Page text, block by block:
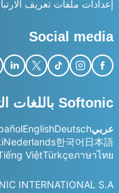
إعدادات ملفات تعريف
Social media
Softonic باللغات التالية:
عربيDeutsch
English
日本語
한국어
Nederlands
ภาษาไทย
Türkçe
Việt
INTERNATIONAL S.A.